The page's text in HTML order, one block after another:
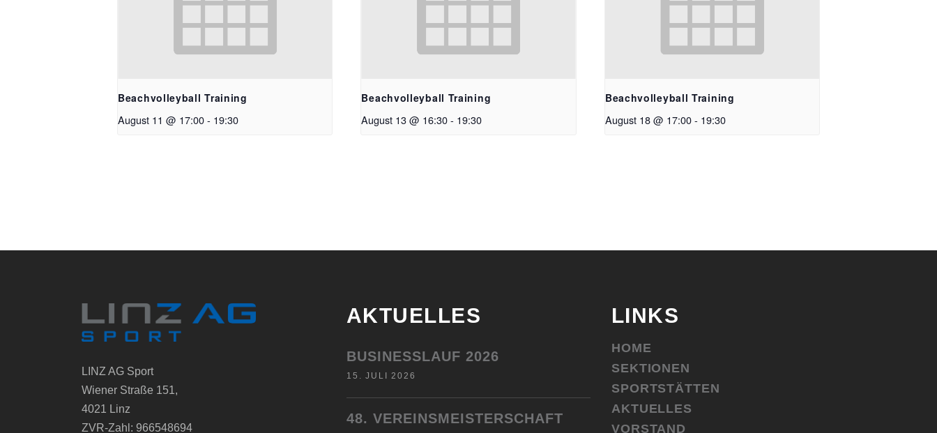
Beachvolleyball Training
August 11 @ 17:00- 19:30
Beachvolleyball Training
August 13 @ 16:30 - 19:30
Beachvolleyball Training
August 18 @ 17:00- 19:30
LINZ AG Sport
Wiener Straße 151,
4021 Linz
ZVR-Zahl: 966548694
AKTUELLES
BUSINESSLAUF 2026
15. JULI 2026
48. VEREINSMEISTERSCHAFT
LINKS
HOME
SEKTIONEN
SPORTSTÄTTEN
AKTUELLES
VORSTAND